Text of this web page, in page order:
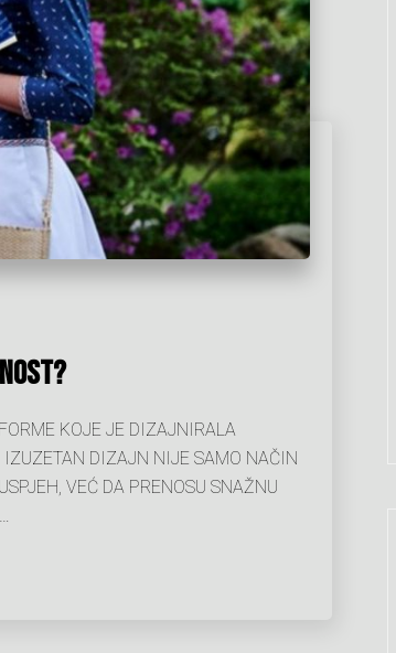
KOJE JE DIZAJNIRALA
DIZAJN NIJE SAMO NAČIN
VEĆ DA PRENOSU SNAŽNU